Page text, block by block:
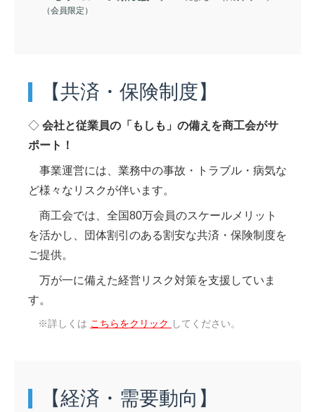
（会員限定）
【共済・保険制度】
◇ 会社と従業員の「もしも」の備えを商工会がサ
ポート！
事業運営には、業務中の事故・トラブル・病気な
ど様々なリスクが伴います。
商工会では、全国80万会員のスケールメリット
を活かし、団体割引のある割安な共済・保険制度を
ご提供。
万が一に備えた経営リスク対策を支援していま
す。
※詳しくは こちらをクリック してください。
【経済・需要動向】